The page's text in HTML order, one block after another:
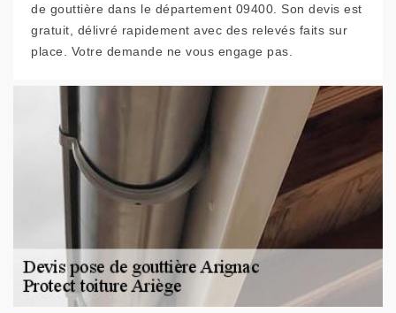
de gouttière dans le département 09400. Son devis est
gratuit, délivré rapidement avec des relevés faits sur
place. Votre demande ne vous engage pas.